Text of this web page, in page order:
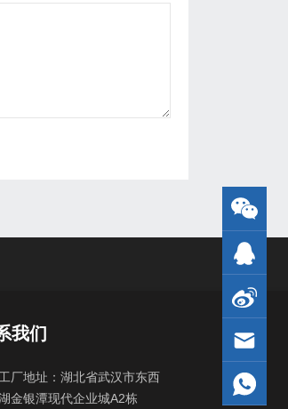
我们
工厂地址：湖北省武汉市东西
金银潭现代企业城A2栋